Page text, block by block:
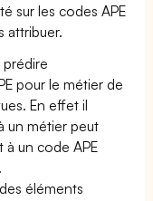
sur les codes APE
attribuer.
pour le métier de
En effet il
un métier peut
à un code APE
éléments